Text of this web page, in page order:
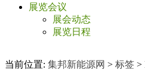
展览会议
展会动态
展览日程
当前位置: 集邦新能源网 > 标签 >